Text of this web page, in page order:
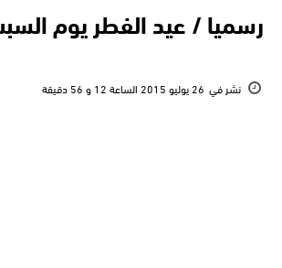
رسميا / عيد الفطر يوم
نشر في 26 يوليو 2015 الساعة 12 و 56 دقيقة